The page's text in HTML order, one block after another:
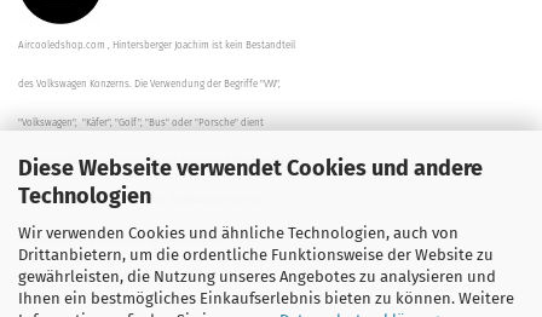
Diese Webseite verwendet Cookies und andere
Technologien
Wir verwenden Cookies und ähnliche Technologien, auch von
Drittanbietern, um die ordentliche Funktionsweise der Website zu
gewährleisten, die Nutzung unseres Angebotes zu analysieren und
Ihnen ein bestmögliches Einkaufserlebnis bieten zu können. Weitere
Aircooledshop.com , Hintersberger Joachim ist kein Bestandteil
des Volkswagen Konzerns. Die Verwendung der Begriffe "VW",
"Volkswagen", "Käfer", "Golf", "Bus" oder "Porsche" dient
der Beschreibung der Teile und stellt in keinem Fall eine direkte
Verbindung zu dem Unternehmen "Volkswagen" her/da.
Die Beschreibungen, Zeichnungen und Angaben zur
Verwendung sind sorgfältig überprüft worden.